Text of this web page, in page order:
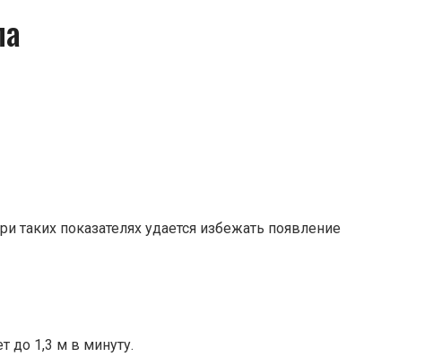
показателях удается избежать появление
до 1,3 м в минуту.